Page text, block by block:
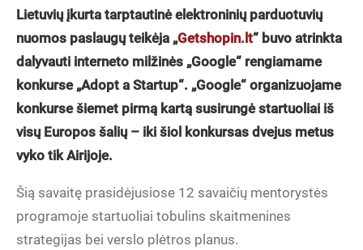
Lietuvių įkurta tarptautinė elektroninių parduotuvių
nuomos paslaugų teikėja „Getshopin.lt“ buvo atrinkta
dalyvauti interneto milžinės „Google“ rengiamame
konkurse „Adopt a Startup“. „Google“ organizuojame
konkurse šiemet pirmą kartą susirungė startuoliai iš
visų Europos šalių – iki šiol konkursas dvejus metus
vyko tik Airijoje.
Šią savaitę prasidėjusiose 12 savaičių mentorystės
programoje startuoliai tobulins skaitmenines
strategijas bei verslo plėtros planus.